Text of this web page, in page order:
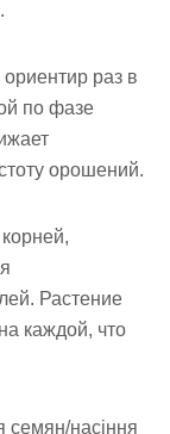
раз в
по фазе
орошений.
Растение
каждой, что
семян/насіння